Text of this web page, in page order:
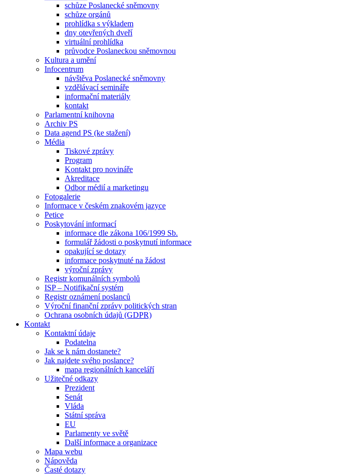
schůze Poslanecké sněmovny
schůze orgánů
prohlídka s výkladem
dny otevřených dveří
virtuální prohlídka
průvodce Poslaneckou sněmovnou
Kultura a umění
Infocentrum
návštěva Poslanecké sněmovny
vzdělávací semináře
informační materiály
kontakt
Parlamentní knihovna
Archiv PS
Data agend PS (ke stažení)
Média
Tiskové zprávy
Program
Kontakt pro novináře
Akreditace
Odbor médií a marketingu
Fotogalerie
Informace v českém znakovém jazyce
Petice
Poskytování informací
informace dle zákona 106/1999 Sb.
formulář žádosti o poskytnutí informace
opakující se dotazy
informace poskytnuté na žádost
výroční zprávy
Registr komunálních symbolů
ISP – Notifikační systém
Registr oznámení poslanců
Výroční finanční zprávy politických stran
Ochrana osobních údajů (GDPR)
Kontakt
Kontaktní údaje
Podatelna
Jak se k nám dostanete?
Jak najdete svého poslance?
mapa regionálních kanceláří
Užitečné odkazy
Prezident
Senát
Vláda
Státní správa
EU
Parlamenty ve světě
Další informace a organizace
Mapa webu
Nápověda
Časté dotazy